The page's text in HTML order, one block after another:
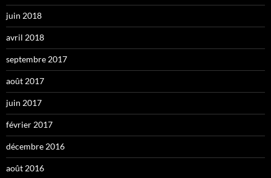
juin 2018
avril 2018
septembre 2017
août 2017
juin 2017
février 2017
décembre 2016
août 2016